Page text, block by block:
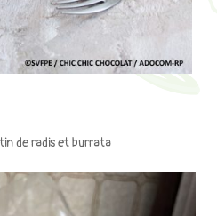
de radis et burrata